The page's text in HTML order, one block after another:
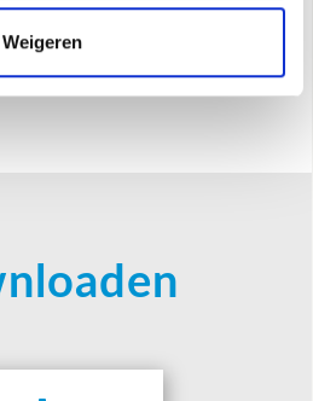
Weigeren
automatische uitschakeling